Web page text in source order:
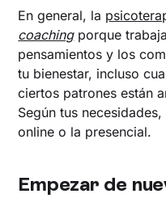
En general, la
coachingporque
pensamientos y los
tu bienestar, incluso
ciertos patrones están
Según tus
online o la presencial.
Empezar de